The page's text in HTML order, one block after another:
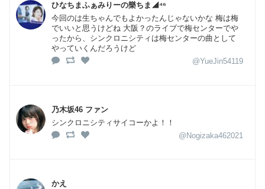
ひなちまふぁみりーの樂ちま◢⁴⁶
今回のは生ちゃんでもよかったんじゃないかな 梅は梅
でいいと思うけどね 大阪？のライブで梅センターでや
ったから、シンクロニシティは梅センターの曲として
やっていくんだろうけど
@YueJin54119
乃木坂46 ファン
シンクロニシティサイコーかよ！！
@Nogizaka462021
かえ